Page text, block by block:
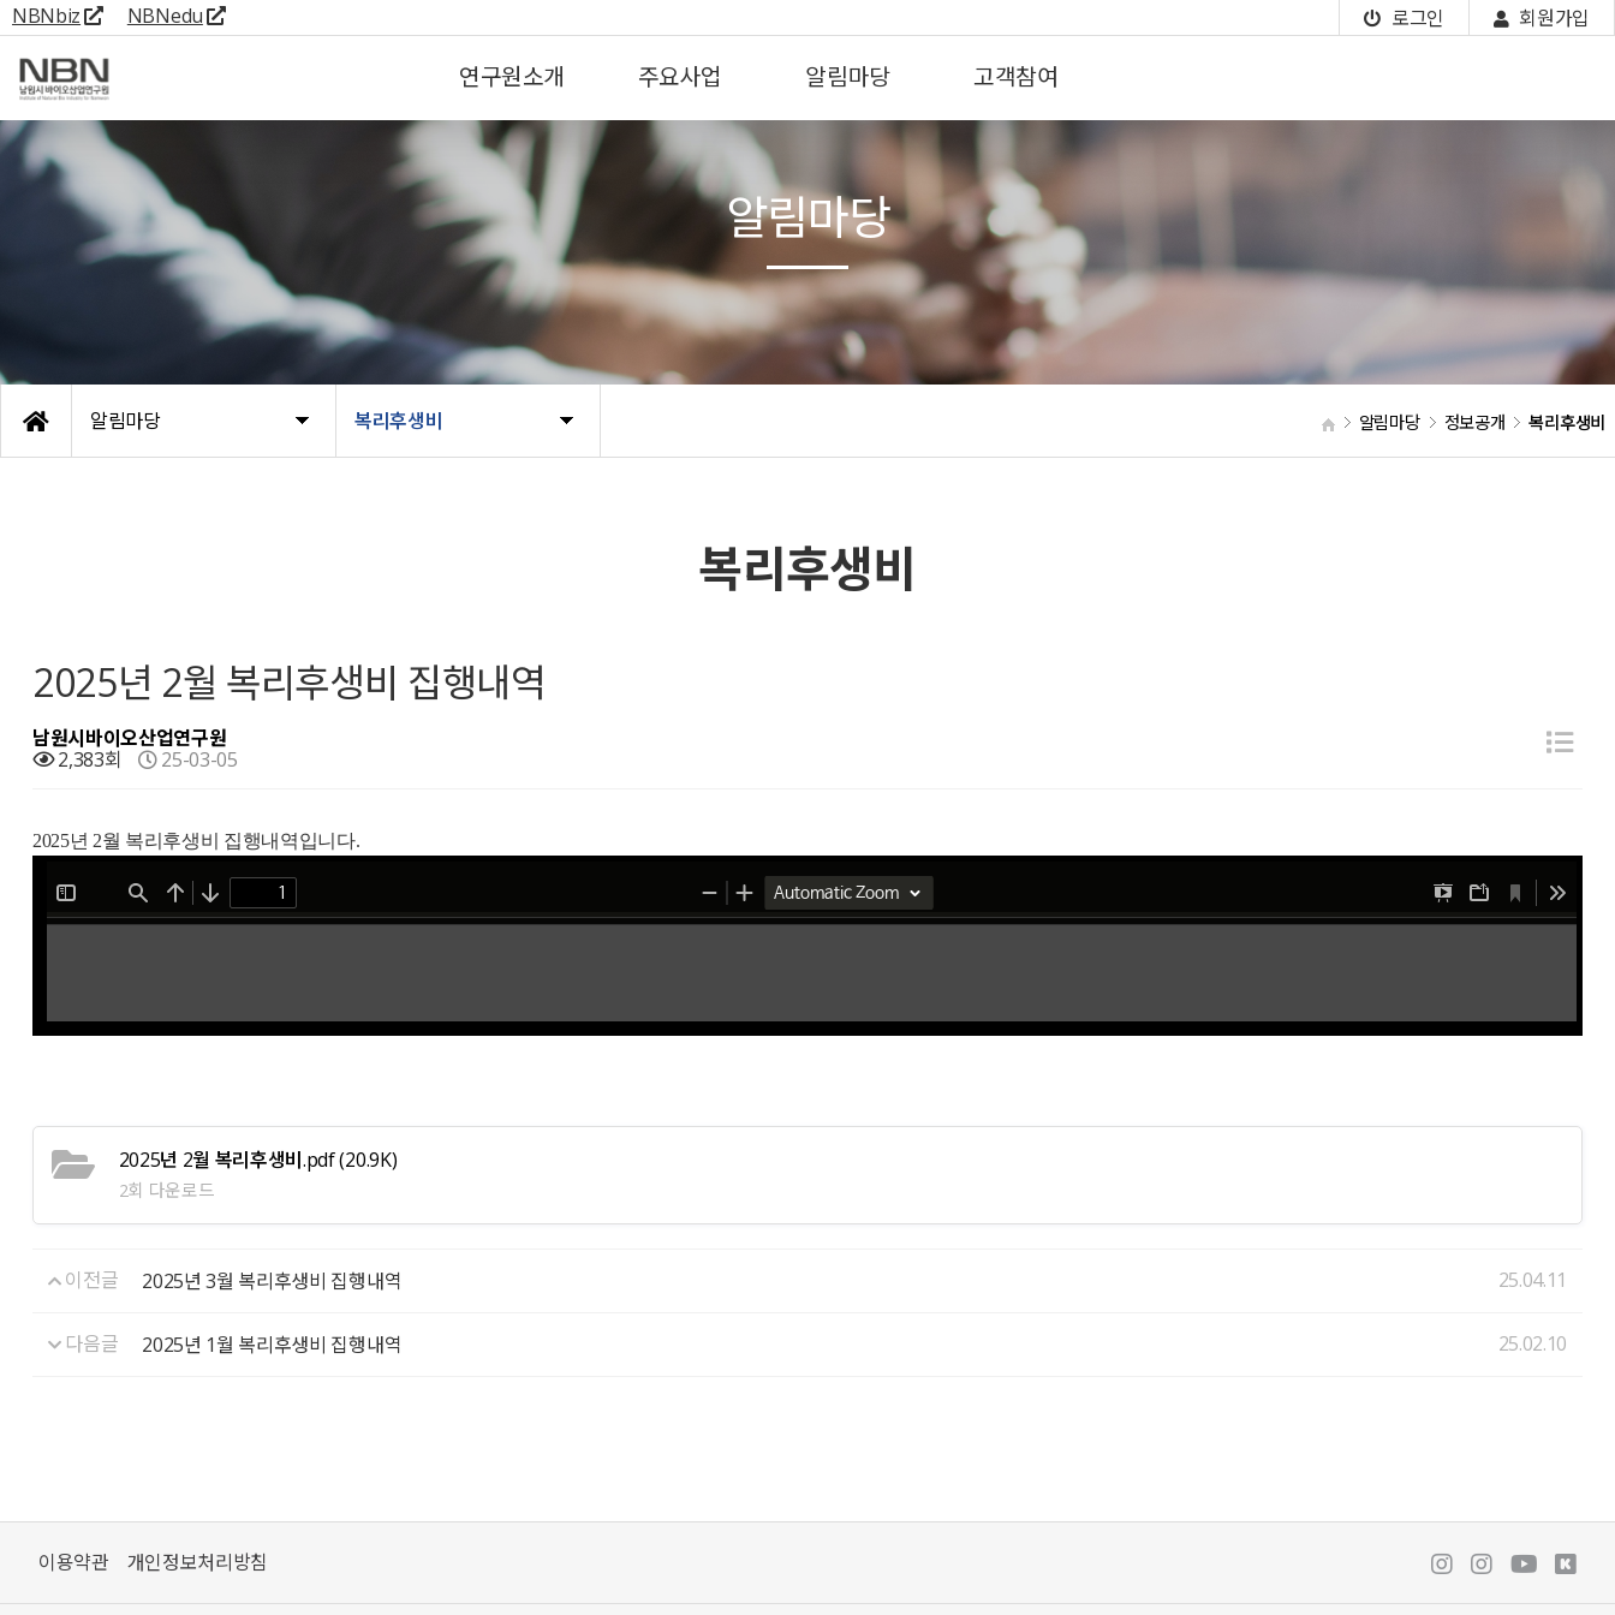
NBNbiz NBNedu 로그인 회원가입
연구원소개 주요사업 알림마당 고객참여
알림마당 복리후생비 알림마당 정보공개 복리후생비
알림마당
복리후생비
2025년 2월 복리후생비 집행내역
남원시바이오산업연구원
2,383회
25-03-05
2025년 2월 복리후생비 집행내역입니다.
2025년 2월 복리후생비.pdf(20.9K)
2회 다운로드
이전글 2025년 3월 복리후생비 집행내역 25.04.11
다음글 2025년 1월 복리후생비 집행내역 25.02.10
이용약관 개인정보처리방침